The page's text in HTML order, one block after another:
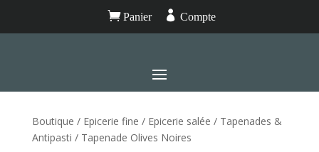
Panier  Compte
Boutique / Epicerie fine / Epicerie salée / Tapenades &
Antipasti / Tapenade Olives Noires